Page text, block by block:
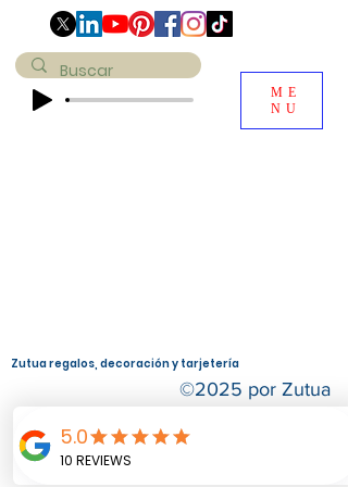
ME
NU
Zutua regalos, decoración y tarjetería
©2025 por Zutua